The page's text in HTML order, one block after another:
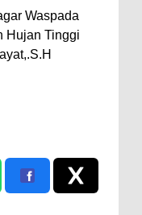
Waspada
Hujan Tinggi